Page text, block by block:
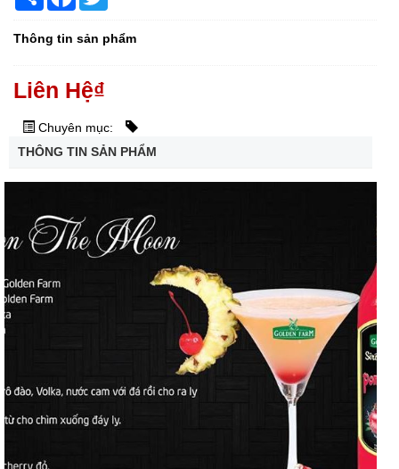
Thông tin sản phẩm
Liên Hệ₫
Chuyên mục:
THÔNG TIN SẢN PHẨM